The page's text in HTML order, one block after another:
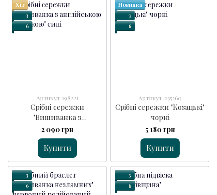
Хіт
3
6
Артикул: 198221
Срібні сережки
"Вишиванка з
англійською застібкою"
сині
2 090 грн
Купити
Новинка
3
6
Артикул: 235260
Срібні сережки "Козацькі"
чорні
5 180 грн
Купити
3
6
3
6